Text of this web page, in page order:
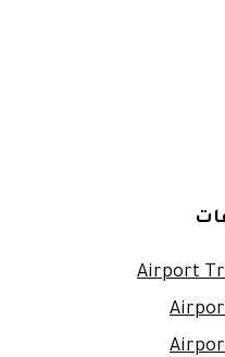
Airport